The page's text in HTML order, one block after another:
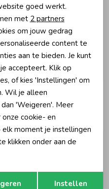
-50% korting
Noppies
Top AOP Sun Kiss
12,75 25,50
Opslaan
goed werkt.
met 2 partners
om jouw gedrag
content te
aan te bieden. Je kunt
accepteert. Klik op
of kies 'Instellingen' om
Wil je alleen
'Weigeren'. Meer
cookie- en
elk moment je instellingen
klikken onder aan de
Instellen